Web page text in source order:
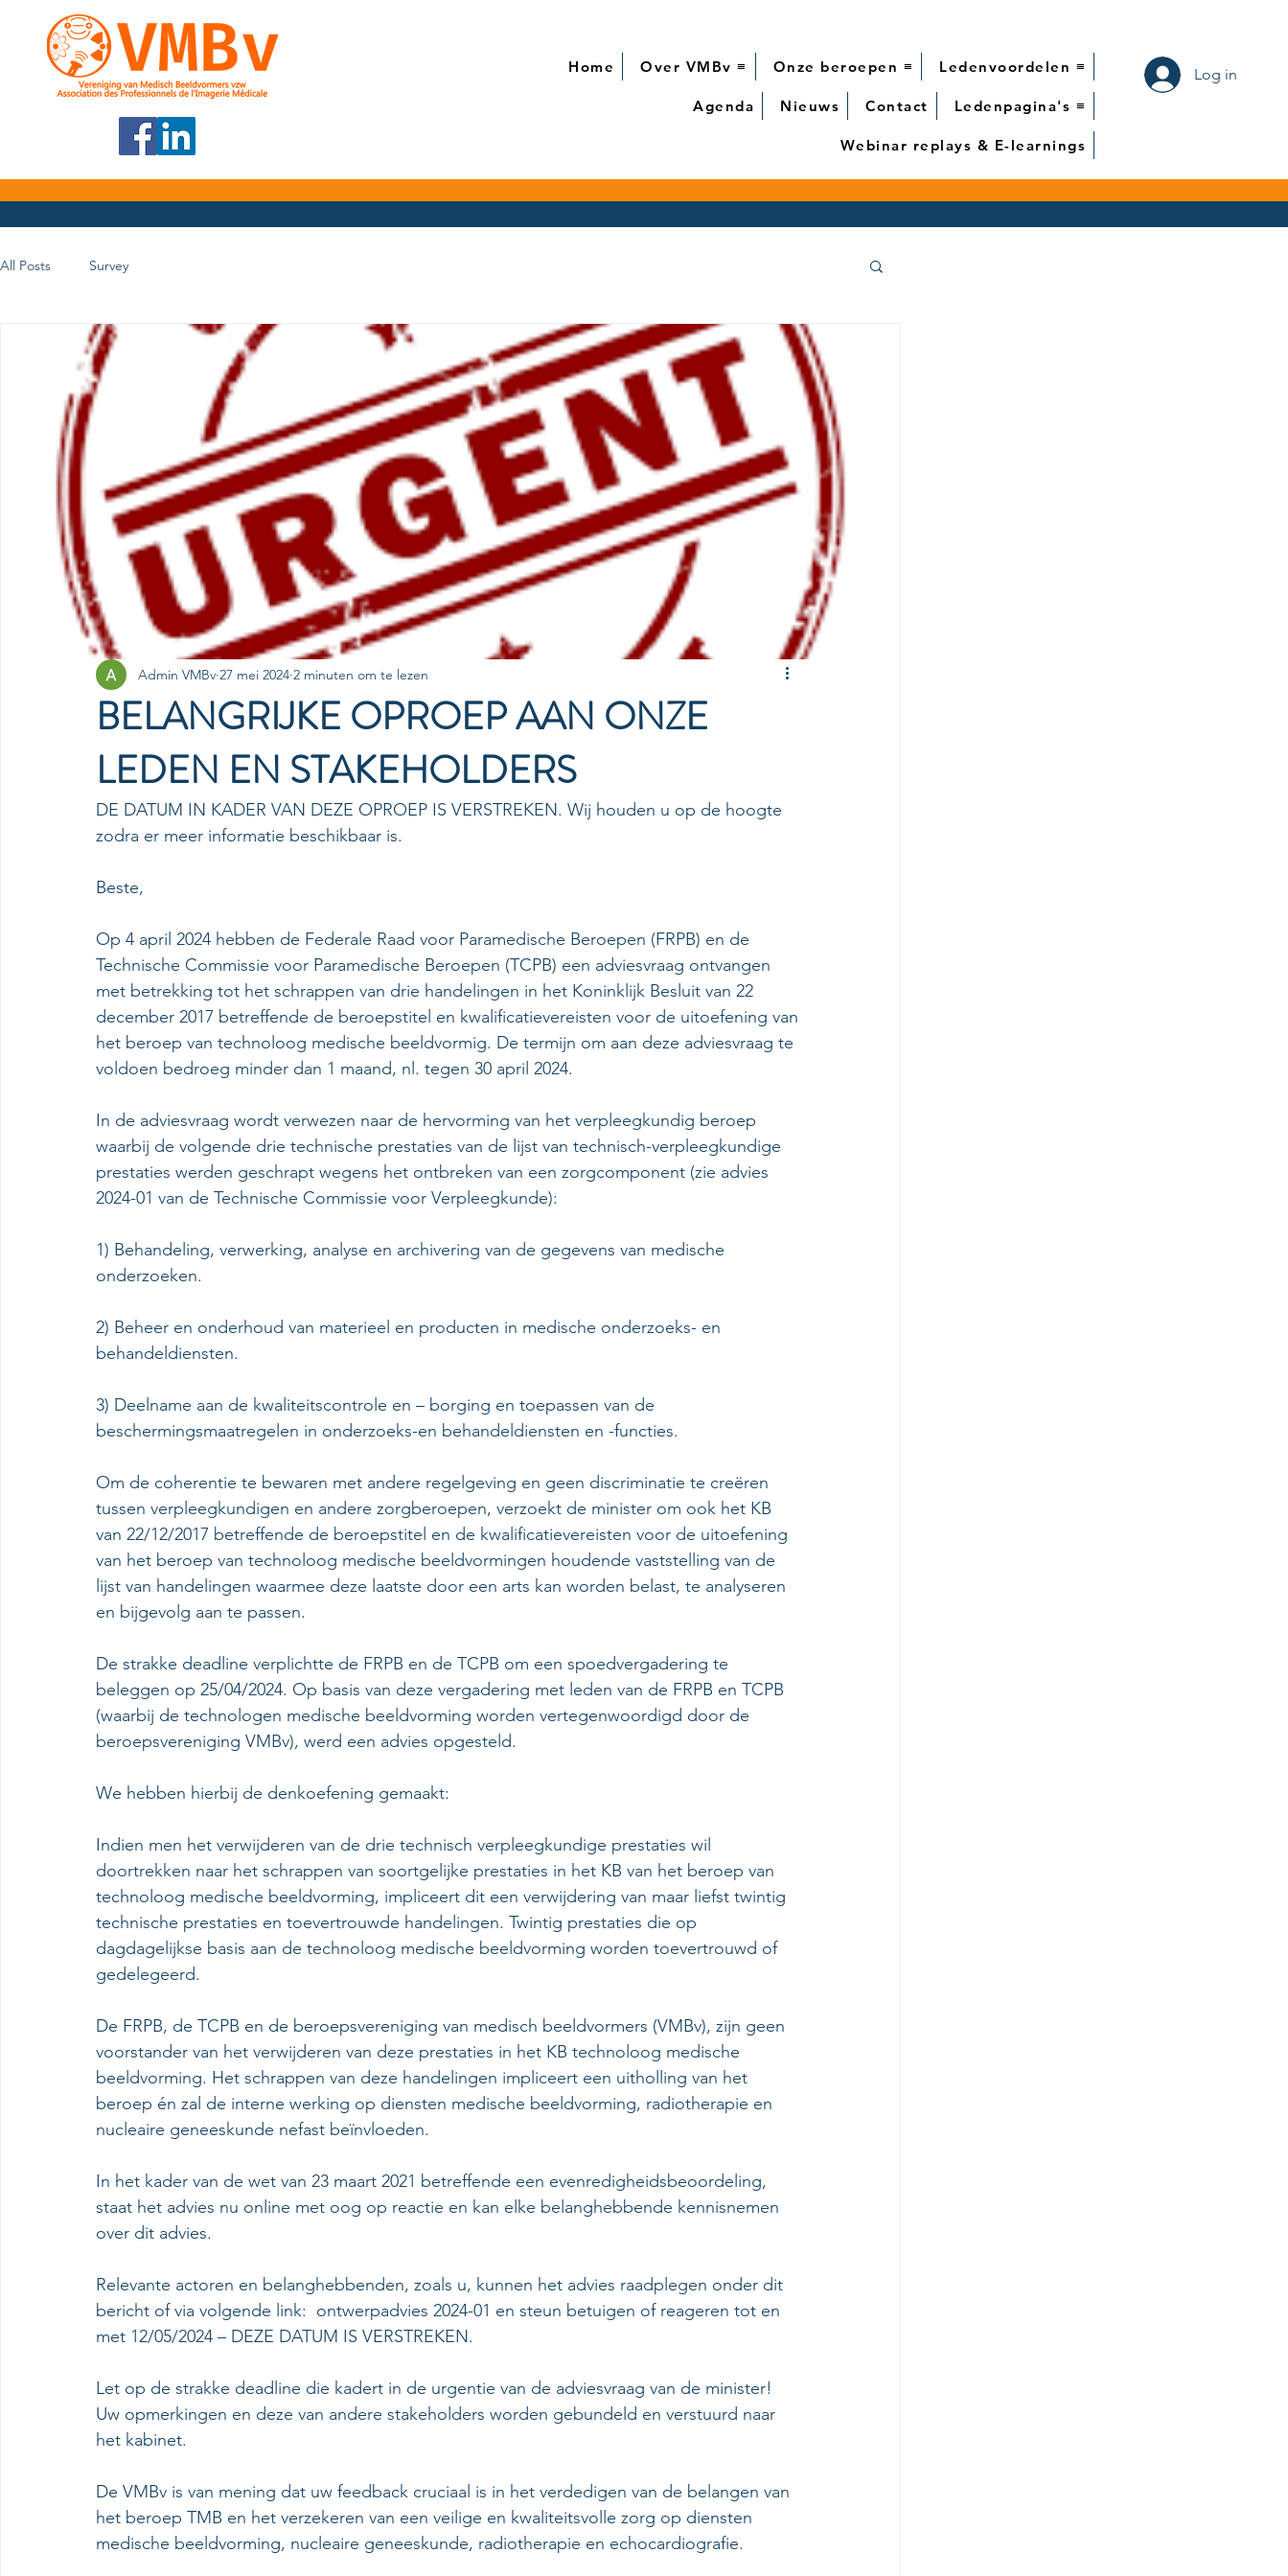
Home Over VMBv ≡ Onze beroepen ≡ Ledenvoordelen ≡
Agenda Nieuws Contact Ledenpagina's ≡
Webinar replays & E-learnings
Log in
All Posts Survey
BELANGRIJKE OPROEP AAN ONZE
LEDEN EN STAKEHOLDERS
Admin VMBv 27 mei 2024 2 minuten om te lezen
DE DATUM IN KADER VAN DEZE OPROEP IS VERSTREKEN. Wij houden u op de hoogte
zodra er meer informatie beschikbaar is.
Beste,
Op 4 april 2024 hebben de Federale Raad voor Paramedische Beroepen (FRPB) en de
Technische Commissie voor Paramedische Beroepen (TCPB) een adviesvraag ontvangen
met betrekking tot het schrappen van drie handelingen in het Koninklijk Besluit van 22
december 2017 betreffende de beroepstitel en kwalificatievereisten voor de uitoefening van
het beroep van technoloog medische beeldvormig. De termijn om aan deze adviesvraag te
voldoen bedroeg minder dan 1 maand, nl. tegen 30 april 2024.
In de adviesvraag wordt verwezen naar de hervorming van het verpleegkundig beroep
waarbij de volgende drie technische prestaties van de lijst van technisch-verpleegkundige
prestaties werden geschrapt wegens het ontbreken van een zorgcomponent (zie advies
2024-01 van de Technische Commissie voor Verpleegkunde):
1) Behandeling, verwerking, analyse en archivering van de gegevens van medische
onderzoeken.
2) Beheer en onderhoud van materieel en producten in medische onderzoeks- en
behandeldiensten.
3) Deelname aan de kwaliteitscontrole en – borging en toepassen van de
beschermingsmaatregelen in onderzoeks-en behandeldiensten en -functies.
Om de coherentie te bewaren met andere regelgeving en geen discriminatie te creëren
tussen verpleegkundigen en andere zorgberoepen, verzoekt de minister om ook het KB
van 22/12/2017 betreffende de beroepstitel en de kwalificatievereisten voor de uitoefening
van het beroep van technoloog medische beeldvormingen houdende vaststelling van de
lijst van handelingen waarmee deze laatste door een arts kan worden belast, te analyseren
en bijgevolg aan te passen.
De strakke deadline verplichtte de FRPB en de TCPB om een spoedvergadering te
beleggen op 25/04/2024. Op basis van deze vergadering met leden van de FRPB en TCPB
(waarbij de technologen medische beeldvorming worden vertegenwoordigd door de
beroepsvereniging VMBv), werd een advies opgesteld.
We hebben hierbij de denkoefening gemaakt:
Indien men het verwijderen van de drie technisch verpleegkundige prestaties wil
doortrekken naar het schrappen van soortgelijke prestaties in het KB van het beroep van
technoloog medische beeldvorming, impliceert dit een verwijdering van maar liefst twintig
technische prestaties en toevertrouwde handelingen. Twintig prestaties die op
dagdagelijkse basis aan de technoloog medische beeldvorming worden toevertrouwd of
gedelegeerd.
De FRPB, de TCPB en de beroepsvereniging van medisch beeldvormers (VMBv), zijn geen
voorstander van het verwijderen van deze prestaties in het KB technoloog medische
beeldvorming. Het schrappen van deze handelingen impliceert een uitholling van het
beroep én zal de interne werking op diensten medische beeldvorming, radiotherapie en
nucleaire geneeskunde nefast beïnvloeden.
In het kader van de wet van 23 maart 2021 betreffende een evenredigheidsbeoordeling,
staat het advies nu online met oog op reactie en kan elke belanghebbende kennisnemen
over dit advies.
Relevante actoren en belanghebbenden, zoals u, kunnen het advies raadplegen onder dit
bericht of via volgende link:  ontwerpadvies 2024-01 en steun betuigen of reageren tot en
met 12/05/2024 – DEZE DATUM IS VERSTREKEN.
Let op de strakke deadline die kadert in de urgentie van de adviesvraag van de minister!
Uw opmerkingen en deze van andere stakeholders worden gebundeld en verstuurd naar
het kabinet.
De VMBv is van mening dat uw feedback cruciaal is in het verdedigen van de belangen van
het beroep TMB en het verzekeren van een veilige en kwaliteitsvolle zorg op diensten
medische beeldvorming, nucleaire geneeskunde, radiotherapie en echocardiografie.